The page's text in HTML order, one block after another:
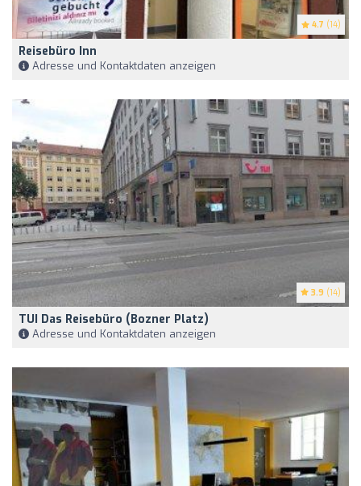
4.7 (14)
Reisebüro Inn
Adresse und Kontaktdaten anzeigen
3.9 (14)
TUI Das Reisebüro (Bozner Platz)
Adresse und Kontaktdaten anzeigen